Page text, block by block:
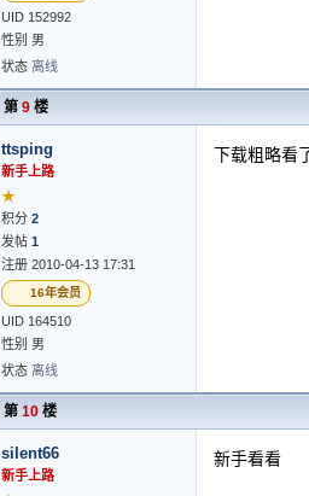
UID 152992
性别 男
状态 离线
第 9 楼
ttsping
新手上路
★
积分 2
发帖 1
注册 2010-04-13 17:31
16年会员
UID 164510
性别 男
状态 离线
下载粗略看
第 10 楼
silent66
新手上路
新手看看